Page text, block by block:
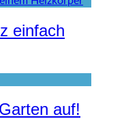
einfach
auf!